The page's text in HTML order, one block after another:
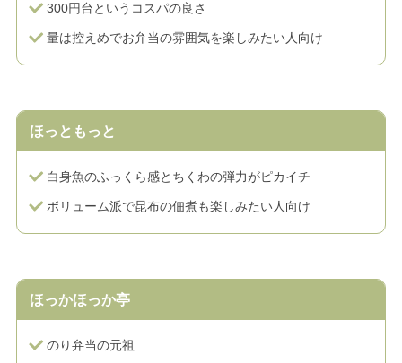
300円台というコスパの良さ
量は控えめでお弁当の雰囲気を楽しみたい人向け
ほっともっと
白身魚のふっくら感とちくわの弾力がピカイチ
ボリューム派で昆布の佃煮も楽しみたい人向け
ほっかほっか亭
のり弁当の元祖